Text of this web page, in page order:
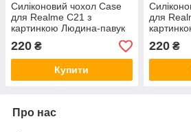
Силіконовий чохол Case
для Realme C21 з
картинкою Людина-павук
220 ₴
Купити
для
павук
220₴
Про нас